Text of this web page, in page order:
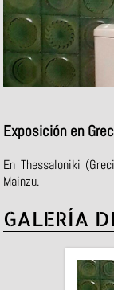
Exposición en
En Thessaloniki
Mainzu.
GALERÍA